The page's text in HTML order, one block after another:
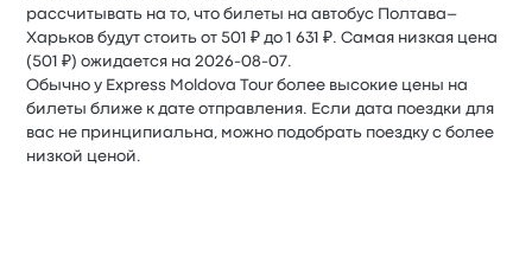
рассчитывать на то, что билеты на автобус Полтава–
Харьков будут стоить от 501 ₽ до 1 631 ₽. Самая низкая цена
(501 ₽) ожидается на 2026-08-07.
Обычно у Express Moldova Tour более высокие цены на
билеты ближе к дате отправления. Если дата поездки для
вас не принципиальна, можно подобрать поездку с более
низкой ценой.